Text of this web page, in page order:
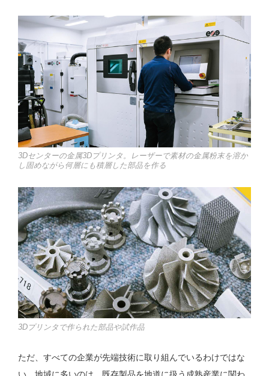
3Dセンターの金属3Dプリンタ。レーザーで素材の金属粉末を溶か
し固めながら何層にも積層した部品を作る
3Dプリンタで作られた部品や試作品
ただ、すべての企業が先端技術に取り組んでいるわけではな
い。地域に多いのは、既存製品を地道に扱う成熟産業に関わ